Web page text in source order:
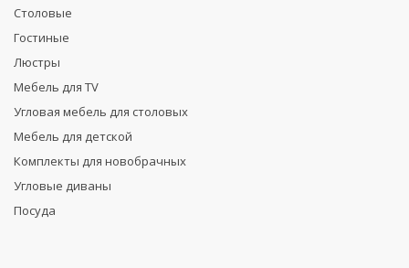
Столовые
Гостиные
Люстры
Мебель для TV
Угловая мебель для столовых
Мебель для детской
Комплекты для новобрачных
Угловые диваны
Посуда